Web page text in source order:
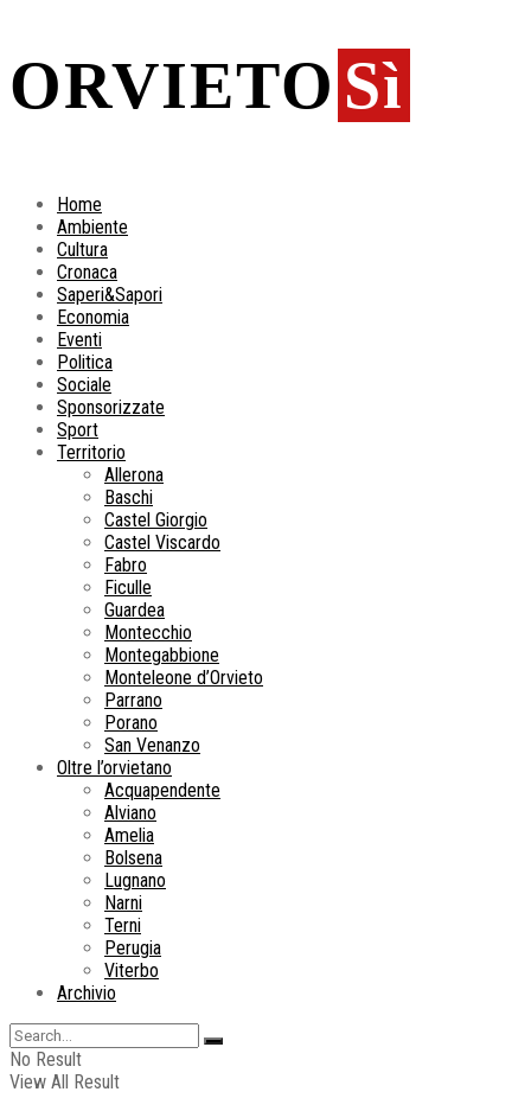
ORVIETO Sì
Home
Ambiente
Cultura
Cronaca
Saperi&Sapori
Economia
Eventi
Politica
Sociale
Sponsorizzate
Sport
Territorio
Allerona
Baschi
Castel Giorgio
Castel Viscardo
Fabro
Ficulle
Guardea
Montecchio
Montegabbione
Monteleone d’Orvieto
Parrano
Porano
San Venanzo
Oltre l’orvietano
Acquapendente
Alviano
Amelia
Bolsena
Lugnano
Narni
Terni
Perugia
Viterbo
Archivio
No Result
View All Result